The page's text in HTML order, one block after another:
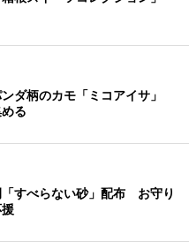
ダ柄のカモ「ミコアイサ」
る
すべらない砂」配布 お守り